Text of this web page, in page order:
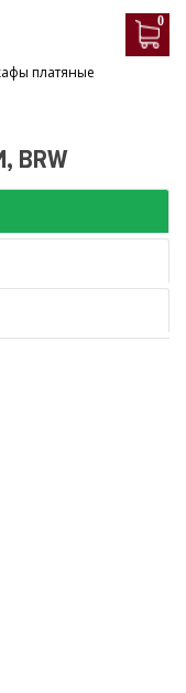
0
платяные
BRW